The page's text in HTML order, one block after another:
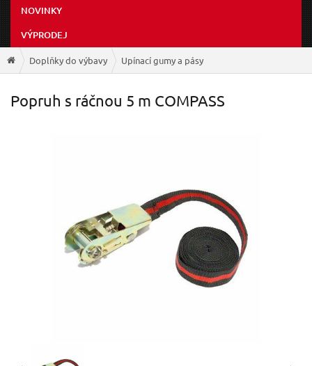
NOVINKY
VÝPRODEJ
Doplňky do výbavy Upínací gumy a pásy
Popruh s ráčnou 5 m COMPASS